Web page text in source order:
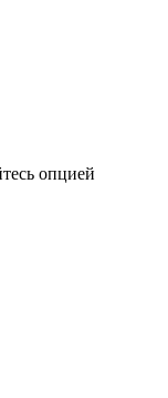
опцией